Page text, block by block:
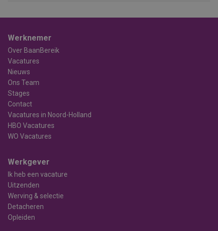
Werknemer
Over BaanBereik
Vacatures
Nieuws
Ons Team
Stages
Contact
Vacatures in Noord-Holland
HBO Vacatures
WO Vacatures
Werkgever
Ik heb een vacature
Uitzenden
Werving & selectie
Detacheren
Opleiden